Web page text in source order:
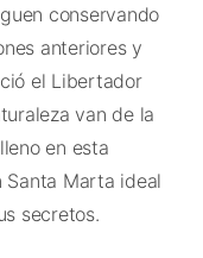
conservando
anteriores y
el Libertador
van de la
en esta
Santa Marta ideal
secretos.